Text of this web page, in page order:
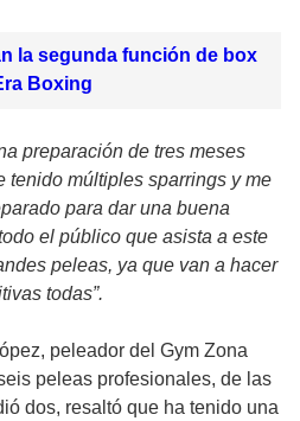
la segunda función de box
Boxing
preparación de tres meses
tenido múltiples sparrings y me
para dar una buena
el público que asista a este
peleas, ya que van a hacer
todas”.
peleador del Gym Zona
peleas profesionales, de las
dos, resaltó que ha tenido una